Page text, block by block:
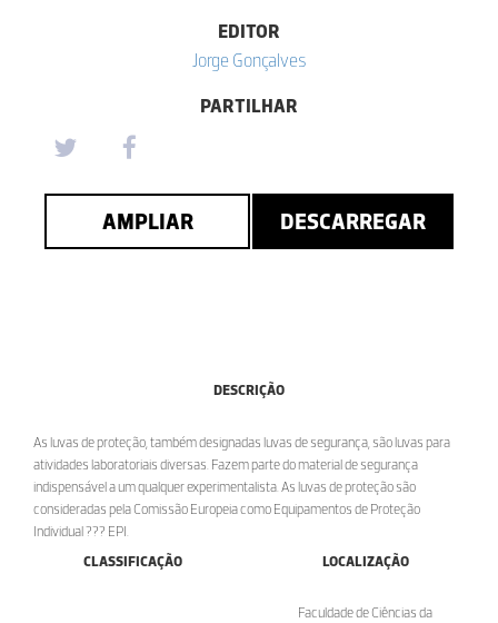
EDITOR
Jorge Gonçalves
PARTILHAR
AMPLIAR DESCARREGAR
DESCRIÇÃO
As luvas de proteção, também designadas luvas de segurança, são luvas para
atividades laboratoriais diversas. Fazem parte do material de segurança
indispensável a um qualquer experimentalista. As luvas de proteção são
consideradas pela Comissão Europeia como Equipamentos de Proteção
Individual ??? EPI.
CLASSIFICAÇÃO
LOCALIZAÇÃO
Faculdade de Ciências da